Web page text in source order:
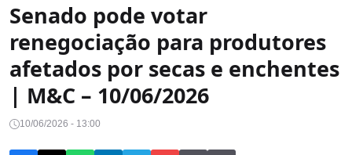
Senado pode votar
renegociação para produtores
afetados por secas e enchentes
| M&C – 10/06/2026
10/06/2026 - 13:00